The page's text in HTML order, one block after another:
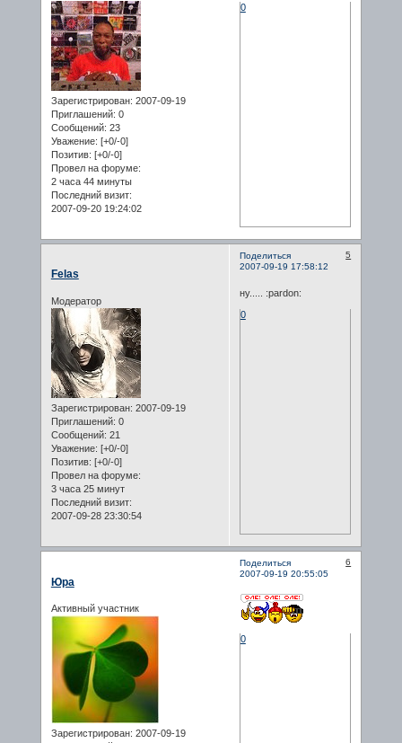
Зарегистрирован: 2007-09-19
Приглашений: 0
Сообщений: 23
Уважение: [+0/-0]
Позитив: [+0/-0]
Провел на форуме:
2 часа 44 минуты
Последний визит:
2007-09-20 19:24:02
0
Поделиться
5
2007-09-19 17:58:12
Felas
Модератор
Зарегистрирован: 2007-09-19
Приглашений: 0
Сообщений: 21
Уважение: [+0/-0]
Позитив: [+0/-0]
Провел на форуме:
3 часа 25 минут
Последний визит:
2007-09-28 23:30:54
ну..... :pardon:
0
Поделиться
6
2007-09-19 20:55:05
Юра
Активный участник
Зарегистрирован: 2007-09-19
0